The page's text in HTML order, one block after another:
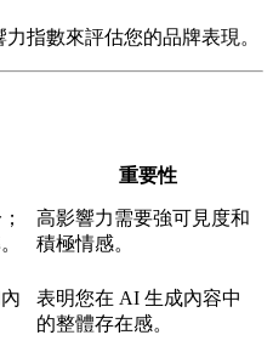
指數來評估您的品牌表現。
重要性
高影響力需要強可見度和
積極情感。
表明您在 AI 生成內容中
的整體存在感。